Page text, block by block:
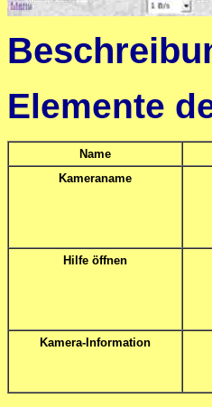
Elemente
Name
Kameraname
Hilfe öffnen
Kamera-Information